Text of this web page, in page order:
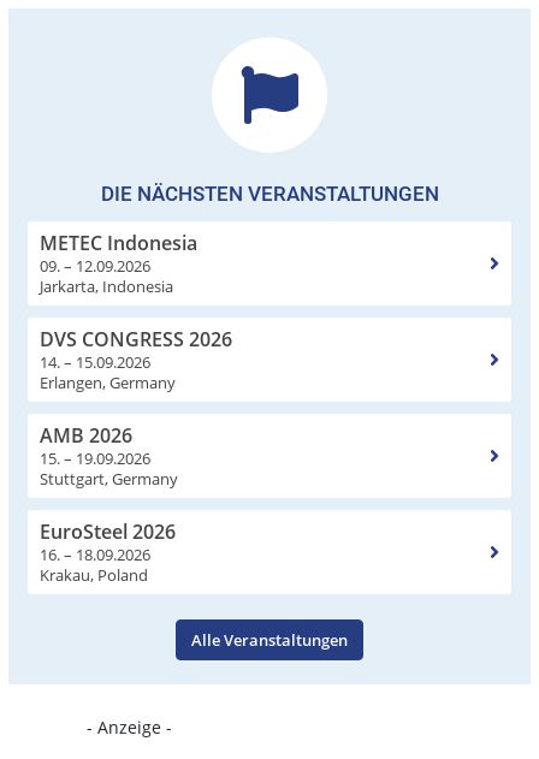
DIE NÄCHSTEN VERANSTALTUNGEN
METEC Indonesia
09. – 12.09.2026
Jarkarta, Indonesia
DVS CONGRESS 2026
14. – 15.09.2026
Erlangen, Germany
AMB 2026
15. – 19.09.2026
Stuttgart, Germany
EuroSteel 2026
16. – 18.09.2026
Krakau, Poland
Alle Veranstaltungen
- Anzeige -